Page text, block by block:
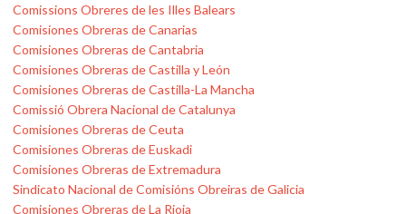
Comissions Obreres de les Illes Balears
Comisiones Obreras de Canarias
Comisiones Obreras de Cantabria
Comisiones Obreras de Castilla y León
Comisiones Obreras de Castilla-La Mancha
Comissió Obrera Nacional de Catalunya
Comisiones Obreras de Ceuta
Comisiones Obreras de Euskadi
Comisiones Obreras de Extremadura
Sindicato Nacional de Comisións Obreiras de Galicia
Comisiones Obreras de La Rioja